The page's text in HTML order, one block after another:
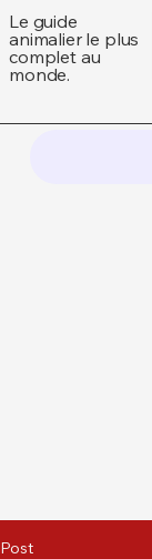
Le guide
animalier le plus
complet au
monde.
Post